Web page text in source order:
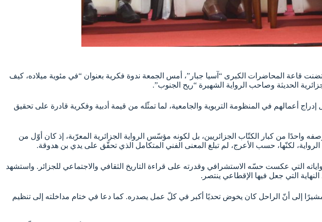
قاعة المحاضرات الكبرى “آسيا جبار”، أمس الجمعة ندوة فكرية بعنوان “في مئوية ميلاده، كيف
الحديثة وصاحب الرواية الشهيرة “ريح الجنوب”.
أعمالهم في المنظومة التربوية والجامعية، لما تمثّله من قيمة أدبية وفكرية قادرة على تحقيق
واحدًا من كبار الكتّاب الجزائريين، بل لكونه مؤسّس الرواية الجزائرية المعرّبة، إذ كان أوّل من
لكنّها، حسب الأعرج، لم تبلغ المعنى الفني المتكامل الذي تحقّق على يدي بن هدوقة.
التي عكست حسّه الاستشرافي وقدرته على قراءة التاريخ الثقافي والاجتماعي للجزائر. واستشهد
النهاية التي جعل فيها الإقطاعي ينتصر.
مشيرًا إلى أنّ الراحل كان يخوض تحديًا أكبر في كلّ عمل يصدره. كما دعا في ختام مداخلته إلى تنظيم